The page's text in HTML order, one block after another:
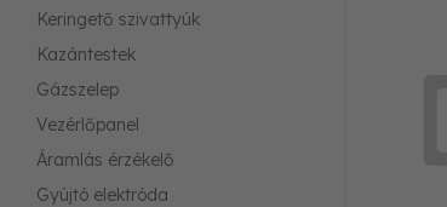
Keringető szivattyúk
Kazántestek
Gázszelep
Vezérlőpanel
Áramlás érzékelő
Gyújtó elektróda